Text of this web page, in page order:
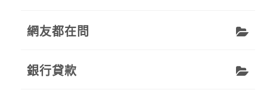
網友都在問
銀行貸款